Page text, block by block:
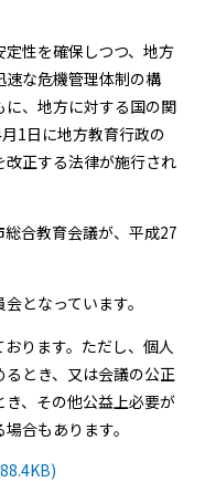
性を確保しつつ、地方
な危機管理体制の構
、地方に対する国の関
1日に地方教育行政の
正する法律が施行され
合教育会議が、平成27
となっています。
ります。ただし、個人
とき、又は会議の公正
、その他公益上必要が
合もあります。